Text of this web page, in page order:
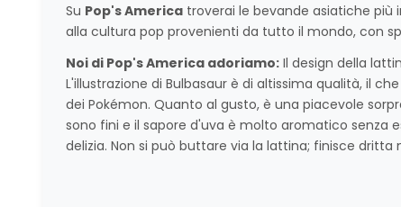
Su Pop's Americatroverai le bevande asiatiche più
alla cultura pop provenienti da tutto il mondo, con
Noi di Pop's America adoriamo:Il design della
L'illustrazione di Bulbasaur è di altissima qualità, il
dei Pokémon. Quanto al gusto, è una piacevole
sono fini e il sapore d'uva è molto aromatico senza
delizia. Non si può buttare via la lattina; finisce dritta